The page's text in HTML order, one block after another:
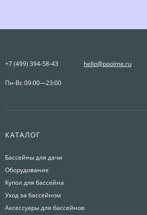
+7 (499) 394-58-43 hello@poolme.ru
Пн-Вс 09:00—23:00
КАТАЛОГ
Бассейны для дачи
Оборудование
Купол для бассейна
Уход за бассейном
Аксессуары для бассейнов